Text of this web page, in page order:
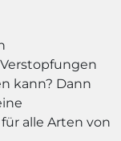
kann? Dann
alle Arten von